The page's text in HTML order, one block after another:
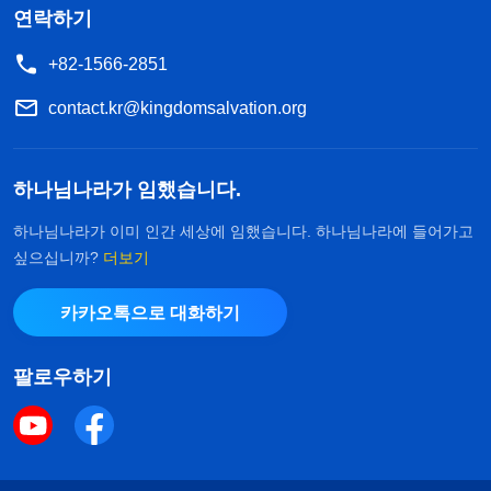
연락하기
+82-1566-2851
contact.kr@kingdomsalvation.org
하나님나라가 임했습니다.
하나님나라가 이미 인간 세상에 임했습니다. 하나님나라에 들어가고
싶으십니까? 더보기
카카오톡으로 대화하기
팔로우하기